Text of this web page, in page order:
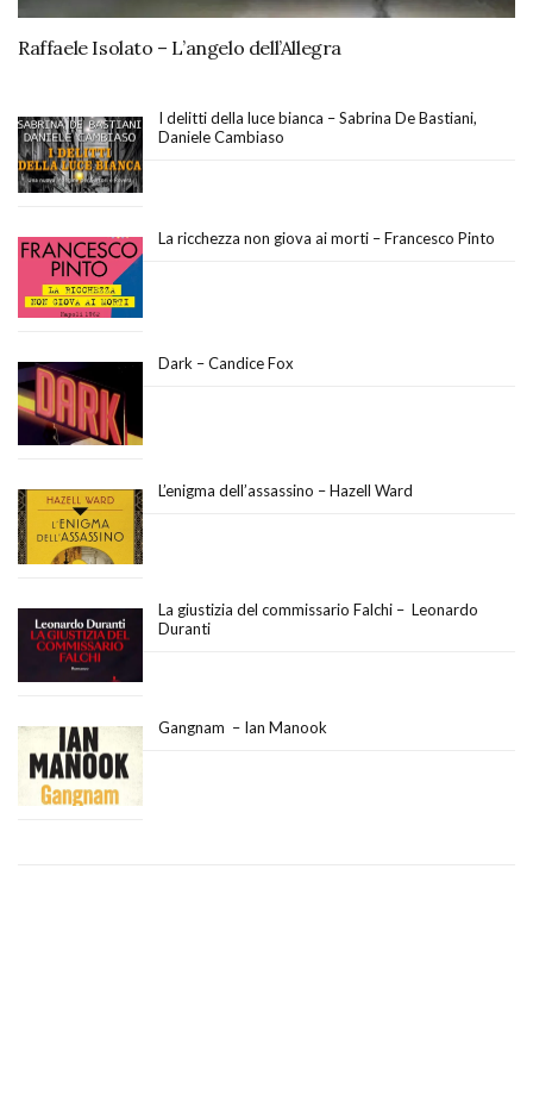
Raffaele Isolato – L’angelo dell’Allegra
I delitti della luce bianca – Sabrina De Bastiani,
Daniele Cambiaso
La ricchezza non giova ai morti – Francesco Pinto
Dark – Candice Fox
L’enigma dell’assassino – Hazell Ward
La giustizia del commissario Falchi – Leonardo
Duranti
Gangnam – Ian Manook